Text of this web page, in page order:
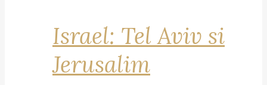
Israel: Tel Aviv si
Jerusalim